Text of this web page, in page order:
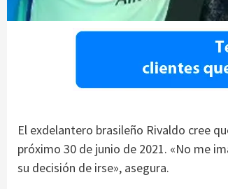
El exdelantero brasileño Rivaldo cree
próximo 30 de junio de 2021. «No me
su decisión de irse», asegura.